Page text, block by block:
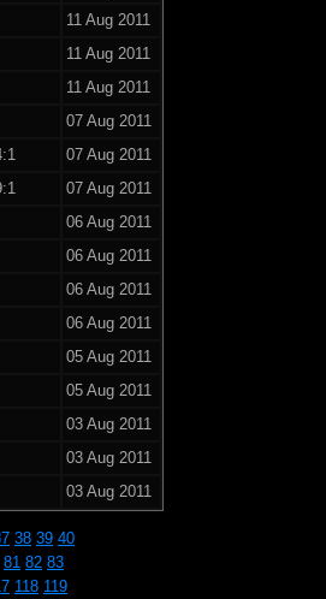
11 Aug 2011
11 Aug 2011
11 Aug 2011
07 Aug 2011
07 Aug 2011
07 Aug 2011
06 Aug 2011
06 Aug 2011
06 Aug 2011
06 Aug 2011
05 Aug 2011
05 Aug 2011
03 Aug 2011
03 Aug 2011
03 Aug 2011
38 39 40
81 82 83
118 119